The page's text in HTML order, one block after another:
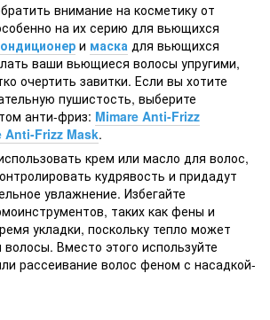
внимание на косметику от
на их серию для вьющихся
и маска для вьющихся
ваши вьющиеся волосы упругими,
очертить завитки. Если вы хотите
пушистость, выберите
анти-фриз: Mimare Anti-Frizz
Anti-Frizz Mask.
крем или масло для волос,
кудрявость и придадут
увлажнение. Избегайте
таких как фены и
укладки, поскольку тепло может
Вместо этого используйте
рассеивание волос феном с насадкой-